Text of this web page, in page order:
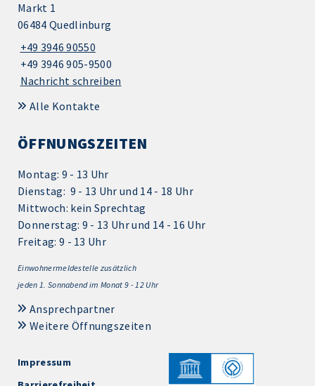
Markt 1
06484 Quedlinburg
+49 3946 90550
+49 3946 905-9500
Nachricht schreiben
Alle Kontakte
ÖFFNUNGSZEITEN
Montag: 9 - 13 Uhr
Dienstag: 9 - 13 Uhr und 14 - 18 Uhr
Mittwoch: kein Sprechtag
Donnerstag: 9 - 13 Uhr und 14 - 16 Uhr
Freitag: 9 - 13 Uhr
Einwohnermeldestelle zusätzlich
jeden 1. Sonnabend im Monat 9 - 12 Uhr
Ansprechpartner
Weitere Öffnungszeiten
Impressum